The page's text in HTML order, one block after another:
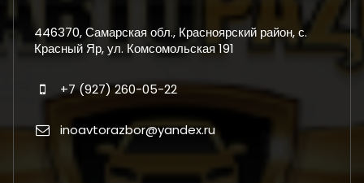
446370, Самарская обл., Красноярский район, с.
Красный Яр, ул. Комсомольская 191
+7 (927) 260-05-22
inoavtorazbor@yandex.ru